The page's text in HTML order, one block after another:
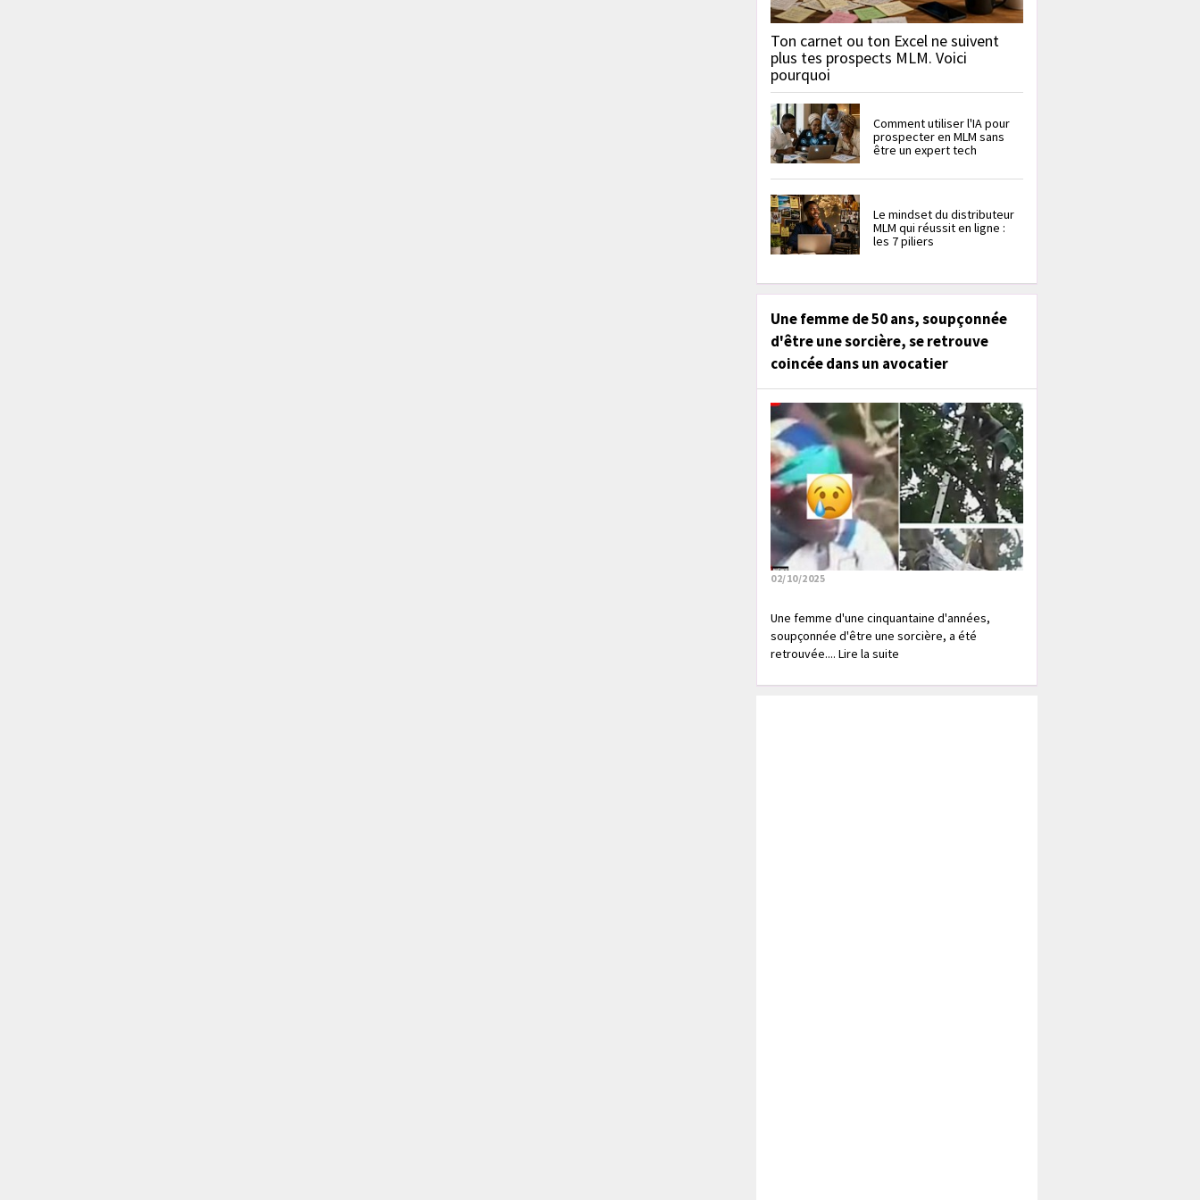
Ton carnet ou ton Excel ne suivent
plus tes prospects MLM. Voici
pourquoi
Comment utiliser l'IA pour
prospecter en MLM sans
être un expert tech
Le mindset du distributeur
MLM qui réussit en ligne :
les 7 piliers
Une femme de 50 ans, soupçonnée
d'être une sorcière, se retrouve
coincée dans un avocatier
02/10/2025
Une femme d'une cinquantaine d'années,
soupçonnée d'être une sorcière, a été
retrouvée.... Lire la suite